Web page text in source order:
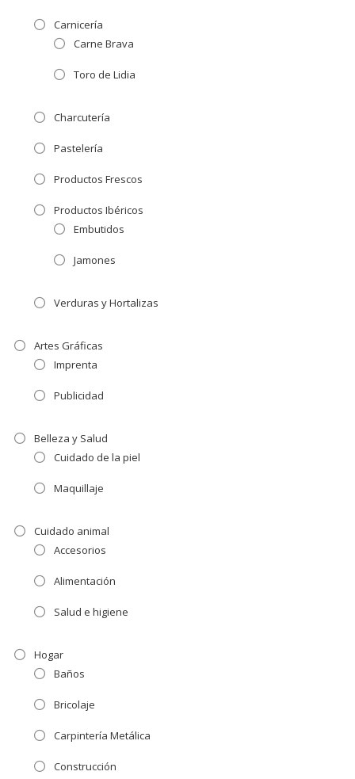
Carnicería
Carne Brava
Toro de Lidia
Charcutería
Pastelería
Productos Frescos
Productos Ibéricos
Embutidos
Jamones
Verduras y Hortalizas
Artes Gráficas
Imprenta
Publicidad
Belleza y Salud
Cuidado de la piel
Maquillaje
Cuidado animal
Accesorios
Alimentación
Salud e higiene
Hogar
Baños
Bricolaje
Carpintería Metálica
Construcción